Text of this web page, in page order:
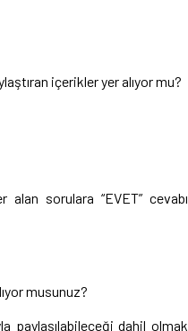
içerikler yer alıyor mu?
sorulara “EVET” cevabı
musunuz?
paylaşılabileceği dahil olmak